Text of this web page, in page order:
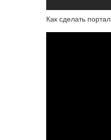
Как сделать